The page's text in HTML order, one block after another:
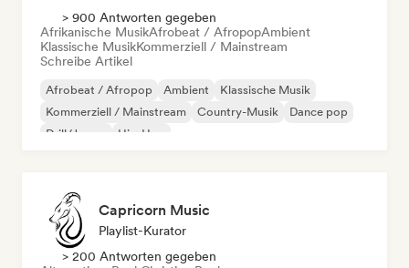
> 900 Antworten gegeben
Afrikanische MusikAfrobeat / AfropopAmbient
Klassische MusikKommerziell / Mainstream
Schreibe Artikel
Afrobeat / Afropop Ambient
Klassische Musik
Kommerziell / Mainstream
Country-Musik
Dance pop
Drill/Jersey
Hip-Hop
Capricorn Music
Playlist-Kurator
> 200 Antworten gegeben